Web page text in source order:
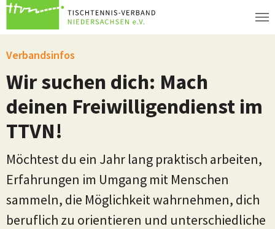
Zum Hauptinhalt springen
Verbandsinfos
Wir suchen dich: Mach
deinen Freiwilligendienst im
TTVN!
Möchtest du ein Jahr lang praktisch arbeiten,
Erfahrungen im Umgang mit Menschen
sammeln, die Möglichkeit wahrnehmen, dich
beruflich zu orientieren und unterschiedliche